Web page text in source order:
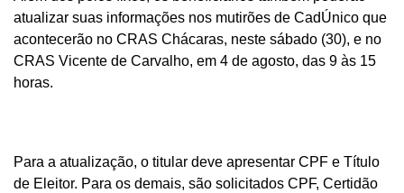
atualizar suas informações nos mutirões de CadÚnico que
acontecerão no CRAS Chácaras, neste sábado (30), e no
CRAS Vicente de Carvalho, em 4 de agosto, das 9 às 15
horas.
Para a atualização, o titular deve apresentar CPF e Título
de Eleitor. Para os demais, são solicitados CPF, Certidão